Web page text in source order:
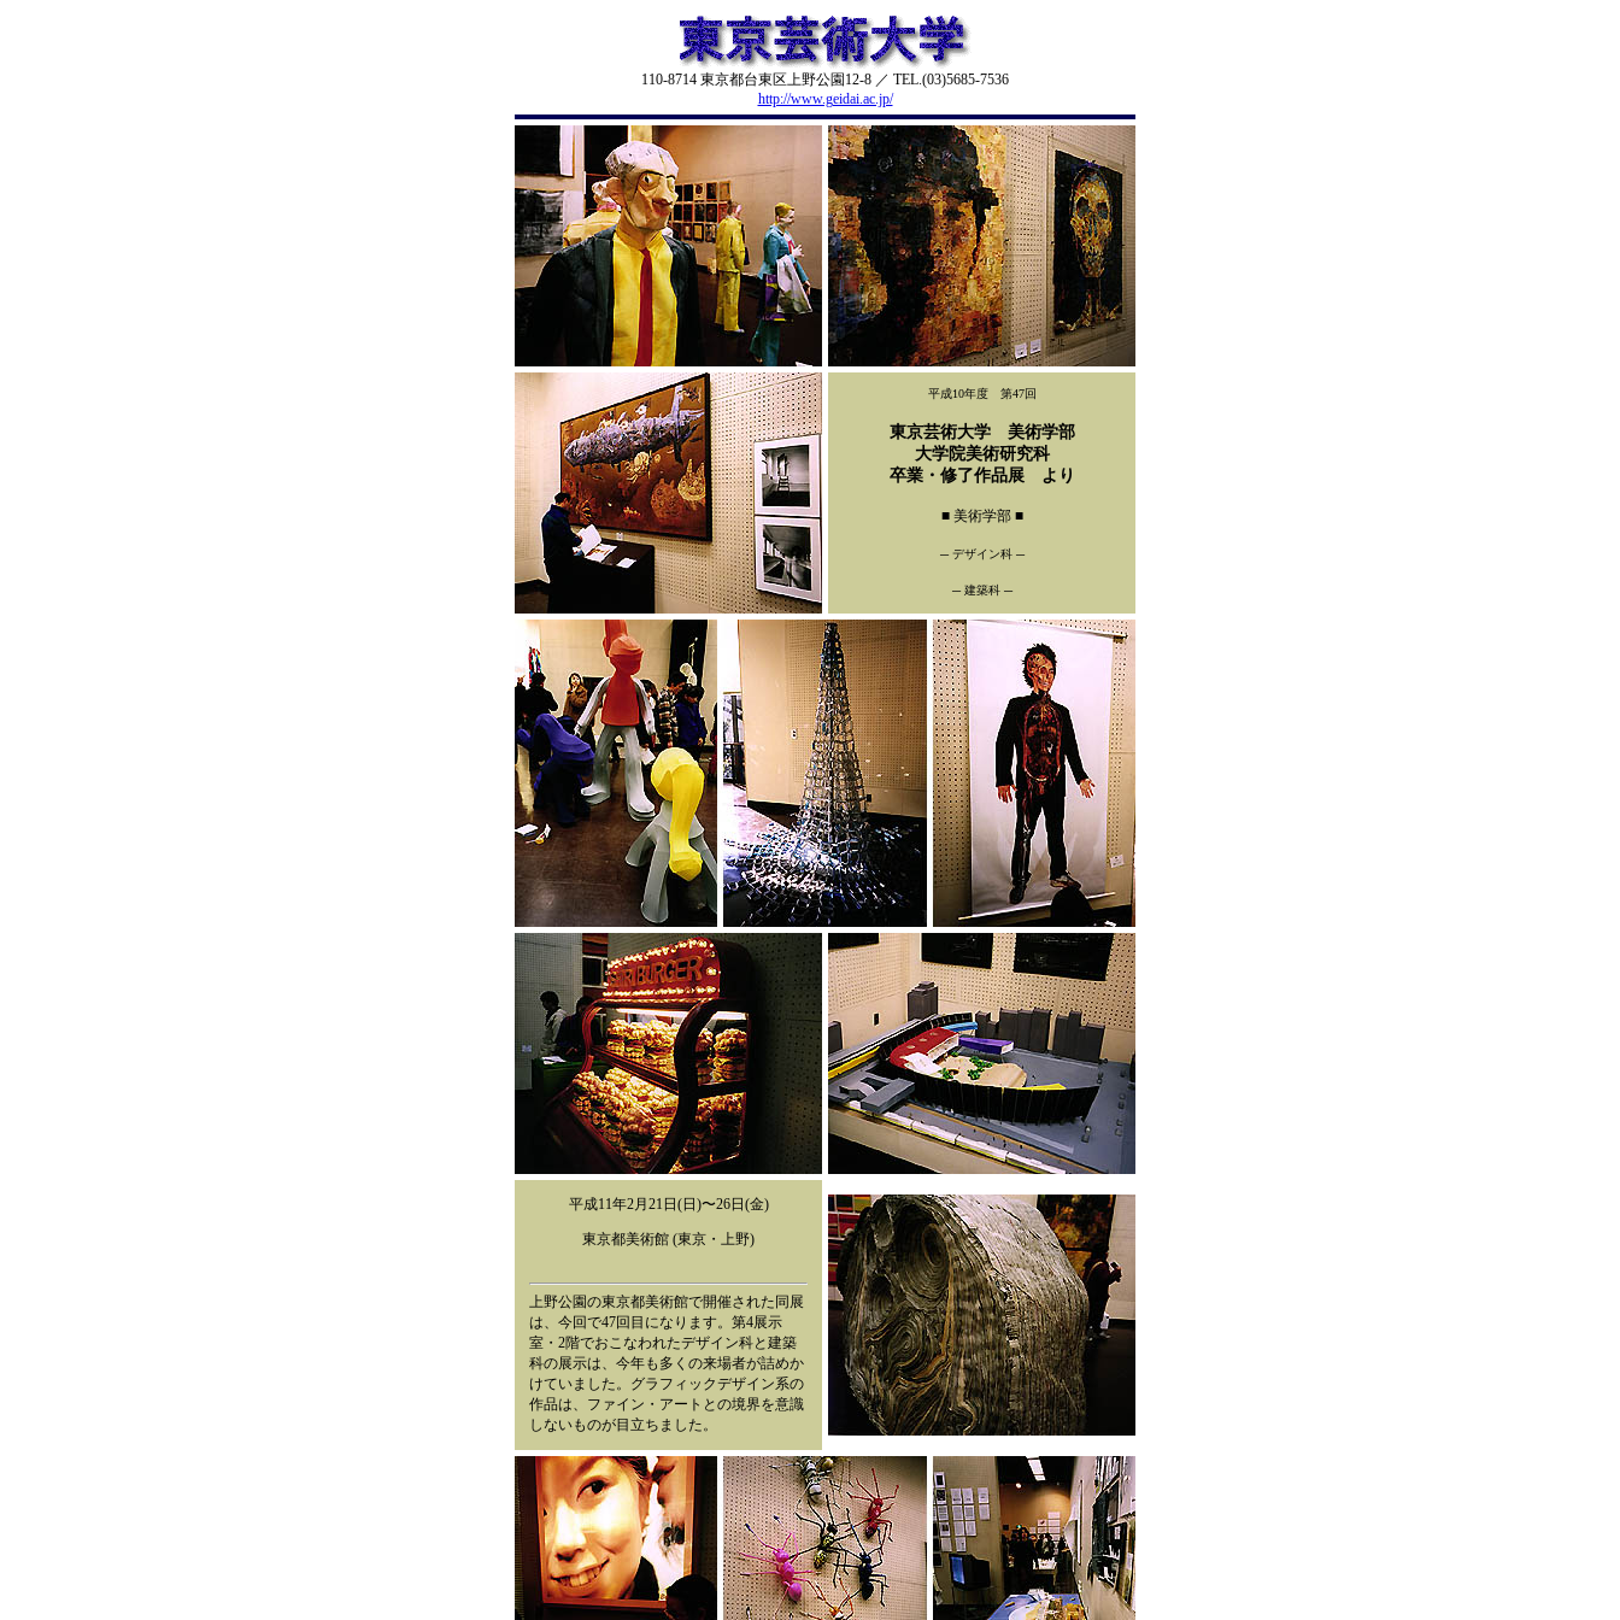
110-8714 東京都台東区上野公園12-8 ／ TEL.(03)5685-7536
http://www.geidai.ac.jp/
平成10年度 第47回
東京芸術大学 美術学部
大学院美術研究科
卒業・修了作品展 より
■ 美術学部 ■
─ デザイン科 ─
─ 建築科 ─
平成11年2月21日(日)〜26日(金)
東京都美術館 (東京・上野)
上野公園の東京都美術館で開催された同展
は、今回で47回目になります。第4展示
室・2階でおこなわれたデザイン科と建築
科の展示は、今年も多くの来場者が詰めか
けていました。グラフィックデザイン系の
作品は、ファイン・アートとの境界を意識
しないものが目立ちました。